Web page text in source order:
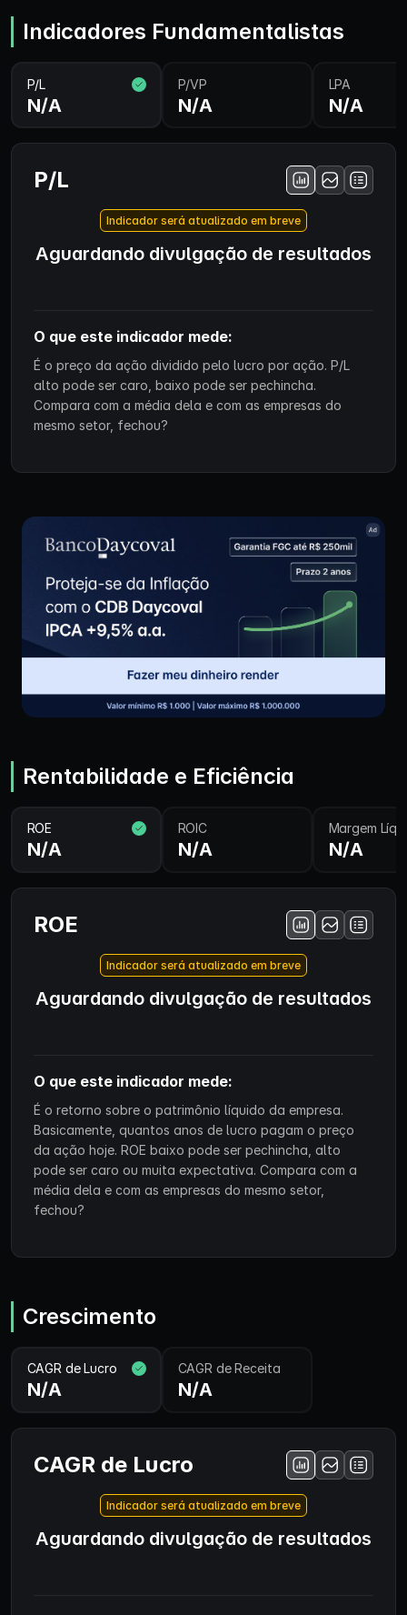
Indicadores Fundamentalistas
P/L
N/A
P/VP
N/A
LPA
N/A
P/L
Indicador será atualizado em breve
Aguardando divulgação de resultados
O que este indicador mede:
É o preço da ação dividido pelo lucro por ação. P/L
alto pode ser caro, baixo pode ser pechincha.
Compara com a média dela e com as empresas do
mesmo setor, fechou?
Rentabilidade e Eficiência
ROE
N/A
ROIC
N/A
Margem
N/A
ROE
Indicador será atualizado em breve
Aguardando divulgação de resultados
O que este indicador mede:
É o retorno sobre o patrimônio líquido da empresa.
Basicamente, quantos anos de lucro pagam o preço
da ação hoje. ROE baixo pode ser pechincha, alto
pode ser caro ou muita expectativa. Compara com a
média dela e com as empresas do mesmo setor,
fechou?
Crescimento
CAGR de Lucro
N/A
CAGR de Receita
N/A
CAGR de Lucro
Indicador será atualizado em breve
Aguardando divulgação de resultados